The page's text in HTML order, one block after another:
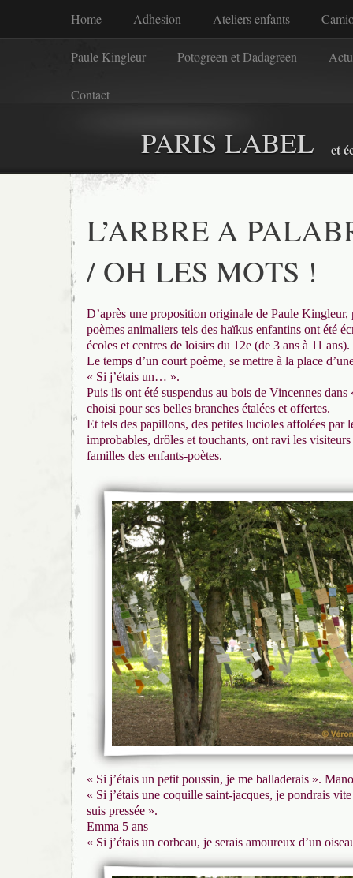
Home Adhesion Ateliers enfants
Paule Kingleur Potogreen et Dadagreen
Contact
PARIS LABEL et
L’ARBRE A
/ OH LES MOTS !
D’après une proposition originale de Paule Kingleur,
poèmes animaliers tels des haïkus enfantins ont été
écoles et centres de loisirs du 12e (de 3 ans à 11 ans).
Le temps d’un court poème, se mettre à la place
« Si j’étais un… ».
Puis ils ont été suspendus au bois de Vincennes dans
choisi pour ses belles branches étalées et offertes.
Et tels des papillons, des petites lucioles affolées par
improbables, drôles et touchants, ont ravi les visiteurs
familles des enfants-poètes.
« Si j’étais un petit poussin, je me balladerais ».
« Si j’étais une coquille saint-jacques, je pondrais
suis pressée ».
Emma 5 ans
« Si j’étais un corbeau, je serais amoureux d’un